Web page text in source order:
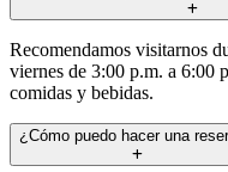
Recomendamos visitarnos
viernes de 3:00 p.m. a 6:00
comidas y bebidas.
¿Cómo puedo hacer una